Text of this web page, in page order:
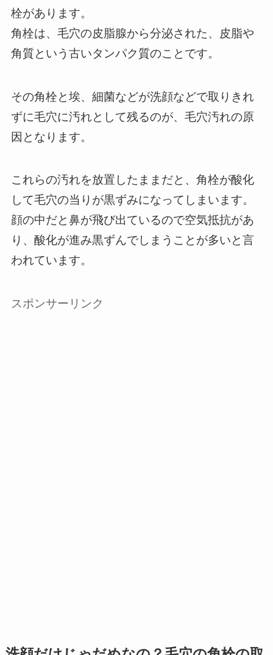
栓があります。
角栓は、毛穴の皮脂腺から分泌された、皮脂や
角質という古いタンパク質のことです。
その角栓と埃、細菌などが洗顔などで取りきれ
ずに毛穴に汚れとして残るのが、毛穴汚れの原
因となります。
これらの汚れを放置したままだと、角栓が酸化
して毛穴の当りが黒ずみになってしまいます。
顔の中だと鼻が飛び出ているので空気抵抗があ
り、酸化が進み黒ずんでしまうことが多いと言
われています。
スポンサーリンク